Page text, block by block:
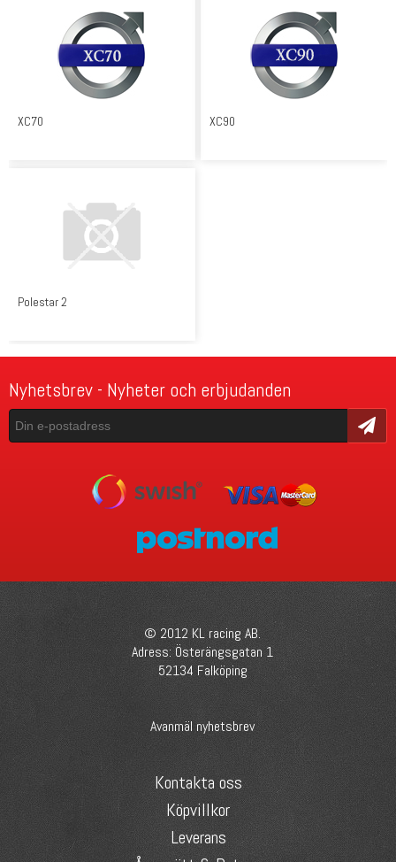
XC70 XC90
Polestar 2
Nyhetsbrev - Nyheter och erbjudanden
Skicka
© 2012 KL racing AB.
Adress: Österängsgatan 1
52134 Falköping
Avanmäl nyhetsbrev
Kontakta oss
Köpvillkor
Leverans